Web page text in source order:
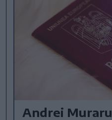
Andrei